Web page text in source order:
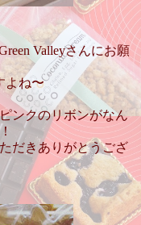
Valleyさんにお願
よね〜
ンクのリボンがなん
だきありがとうござ